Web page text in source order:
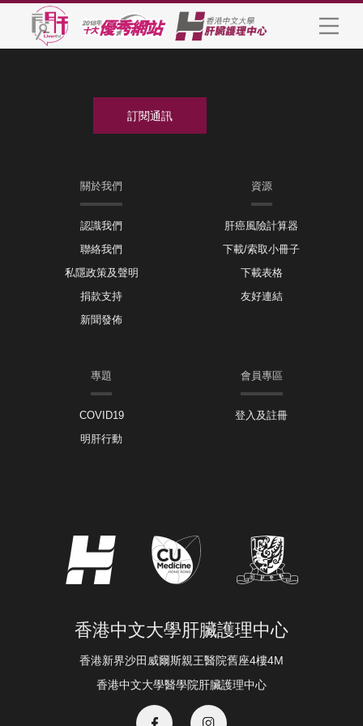
關於我們
認識我們
聯絡我們
私隱政策及聲明
捐款支持
新聞發佈
資源
肝癌風險計算器
下載/索取小冊子
下載表格
友好連結
專題
COVID19
明肝行動
會員專區
登入及註冊
香港中文大學肝臟護理中心
香港新界沙田威爾斯親王醫院舊座4樓4M
香港中文大學醫學院肝臟護理中心